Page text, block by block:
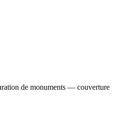
de monuments — couverture